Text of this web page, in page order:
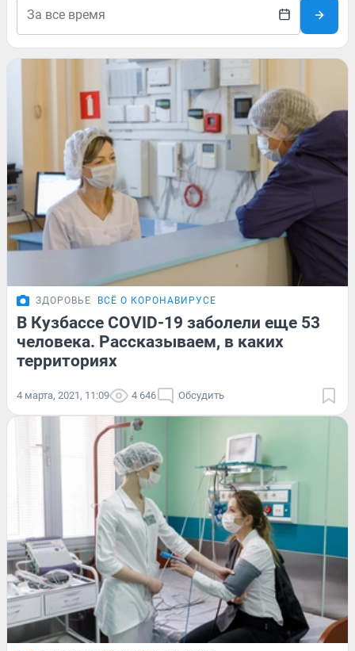
ЗДОРОВЬЕ ВСЁ О КОРОНАВИРУСЕ
В Кузбассе COVID-19 заболели еще 53
человека. Рассказываем, в каких
территориях
4 марта, 2021, 11:09 4 646 Обсудить